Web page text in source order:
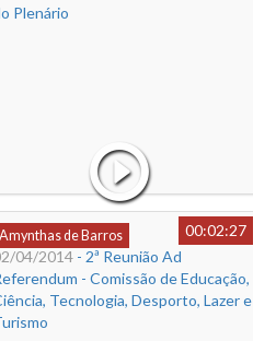
Plenário
Amynthas de Barros
00:02:27
04/2014 - 2ª Reunião Ad
- Comissão de Educação,
Tecnologia, Desporto, Lazer e